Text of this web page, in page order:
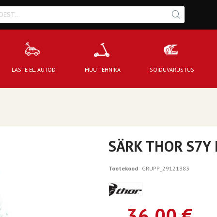
LASTE EL. AUTOD MUU TEHNIKA SÕIDUVARUSTUS
SÄRK THOR S7Y
Tootekood GRUPP_29121383